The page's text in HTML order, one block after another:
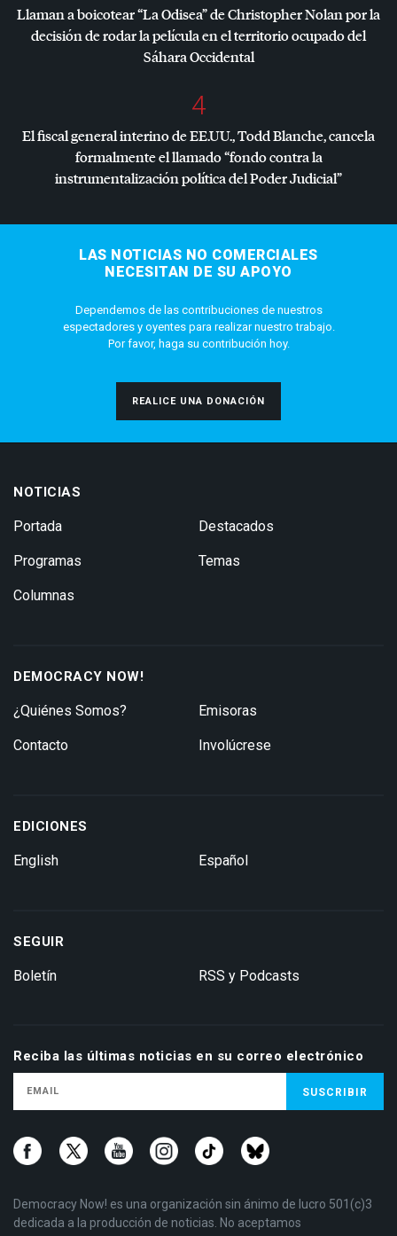
Llaman a boicotear “La Odisea” de Christopher Nolan por la
decisión de rodar la película en el territorio ocupado del
Sáhara Occidental
4
El fiscal general interino de EE.UU., Todd Blanche, cancela
formalmente el llamado “fondo contra la
instrumentalización política del Poder Judicial”
LAS NOTICIAS NO COMERCIALES
NECESITAN DE SU APOYO
Dependemos de las contribuciones de nuestros
espectadores y oyentes para realizar nuestro trabajo.
Por favor, haga su contribución hoy.
REALICE UNA DONACIÓN
NOTICIAS
Portada
Programas
Columnas
Destacados
Temas
DEMOCRACY NOW!
¿Quiénes Somos?
Contacto
Emisoras
Involúcrese
EDICIONES
English Español
SEGUIR
Boletín RSS y Podcasts
Reciba las últimas noticias en su correo electrónico
Democracy Now! es una organización sin ánimo de lucro 501(c)3
dedicada a la producción de noticias. No aceptamos